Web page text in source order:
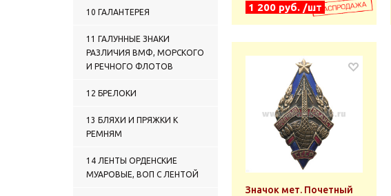
10 ГАЛАНТЕРЕЯ
11 ГАЛУННЫЕ ЗНАКИ
РАЗЛИЧИЯ ВМФ, МОРСКОГО
И РЕЧНОГО ФЛОТОВ
12 БРЕЛОКИ
13 БЛЯХИ И ПРЯЖКИ К
РЕМНЯМ
14 ЛЕНТЫ ОРДЕНСКИЕ
МУАРОВЫЕ, ВОП С ЛЕНТОЙ
1 200 руб. /шт
Значок мет. Почетный